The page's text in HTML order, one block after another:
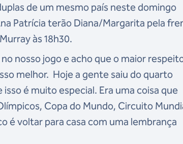
de um mesmo país neste domingo
Patrícia terão Diana/Margarita pela
às 18h30.
nosso jogo e acho que o maior
melhor. Hoje a gente saiu do quarto
é muito especial. Era uma coisa que
Copa do Mundo, Circuito
é voltar para casa com uma lembrança